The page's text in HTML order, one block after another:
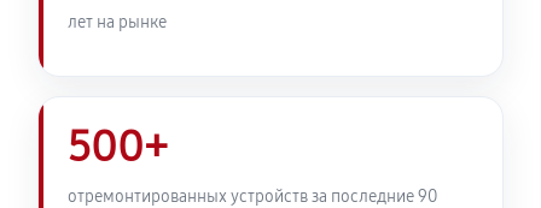
лет на рынке
500+
отремонтированных устройств за последние 90